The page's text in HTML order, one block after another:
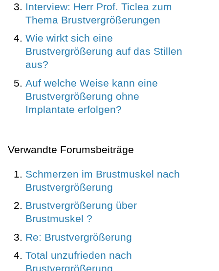
Interview: Herr Prof. Ticlea zum
Thema Brustvergrößerungen
Wie wirkt sich eine
Brustvergrößerung auf das Stillen
aus?
Auf welche Weise kann eine
Brustvergrößerung ohne
Implantate erfolgen?
Verwandte Forumsbeiträge
Schmerzen im Brustmuskel nach
Brustvergrößerung
Brustvergrößerung über
Brustmuskel ?
Re: Brustvergrößerung
Total unzufrieden nach
Brustvergrößerung